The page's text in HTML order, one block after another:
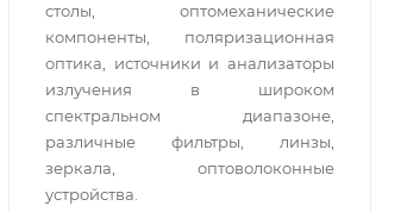
столы, оптомеханические
компоненты, поляризационная
оптика, источники и анализаторы
излучения в широком
спектральном диапазоне,
различные фильтры, линзы,
зеркала, оптоволоконные
устройства.